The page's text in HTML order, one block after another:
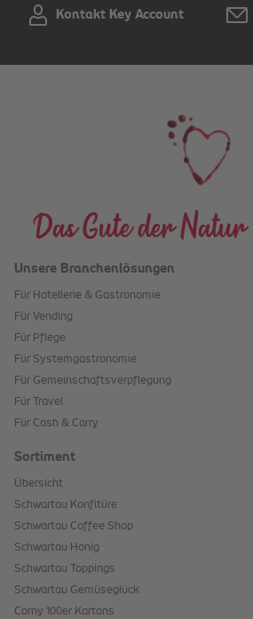
Kontakt Key Account
Das Gute der
Unsere Branchenlösungen
Für Hotellerie & Gastronomie
Für Vending
Für Pflege
Für Systemgastronomie
Für Gemeinschaftsverpflegung
Für Travel
Für Cash & Carry
Sortiment
Übersicht
Schwartau Konfitüre
Schwartau Coffee Shop
Schwartau Honig
Schwartau Toppings
Schwartau Gemüseglück
Corny 100er Kartons